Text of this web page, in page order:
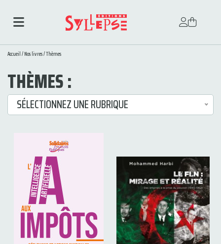
Accueil/Nos livres/Thèmes
THÈMES :
SÉLECTIONNEZ UNE RUBRIQUE